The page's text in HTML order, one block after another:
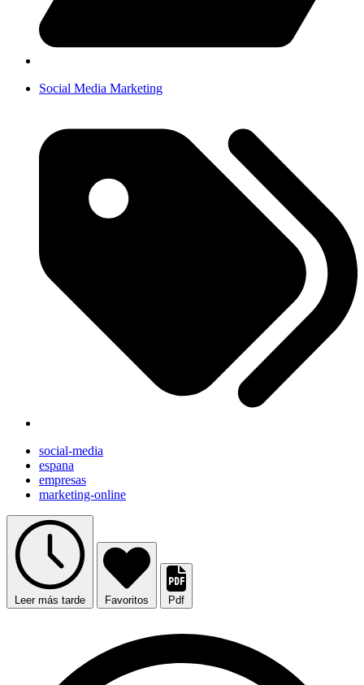
Social Media Marketing
social-media
espana
empresas
marketing-online
Leer más tarde Favoritos Pdf